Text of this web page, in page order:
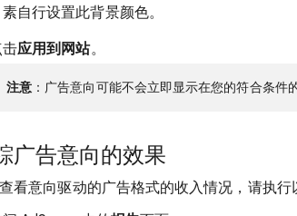
素自行设置此背景颜色。
击应用到网站。
注意 ：广告意向可能不会立即显示在您的符合条件
广告意向的效果
看意向驱动的广告格式的收入情况，请执行